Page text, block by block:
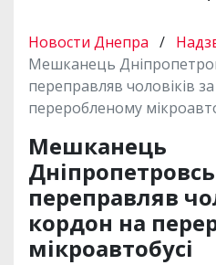
Новости Днепра /
Мешканець
переправляв чоловіків
переробленому
Мешканець
переправляв
кордон на
мікроавтобусі